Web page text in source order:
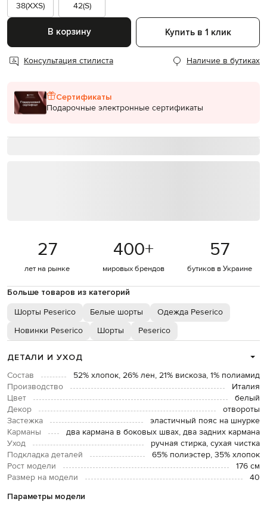
38(XXS)
42(S)
В корзину Купить в 1 клик
Консультация стилиста Наличие в бутиках
Сертификаты
Подарочные электронные сертификаты
27
лет на рынке
400+
мировых брендов
57
бутиков в Украине
Больше товаров из категорий
Шорты Peserico Белые шорты
Одежда Peserico
Новинки Peserico
Шорты Peserico
ДЕТАЛИ И УХОД
Состав
52% хлопок, 26% лен, 21% вискоза, 1% полиамид
Производство
Италия
Цвет
белый
Декор
отвороты
Застежка
эластичный пояс на шнурке
Карманы
два кармана в боковых швах, два задних кармана
Уход
ручная стирка, сухая чистка
Подкладка деталей
65% полиэстер, 35% хлопок
Рост модели
176 см
Размер на модели
40
Параметры модели